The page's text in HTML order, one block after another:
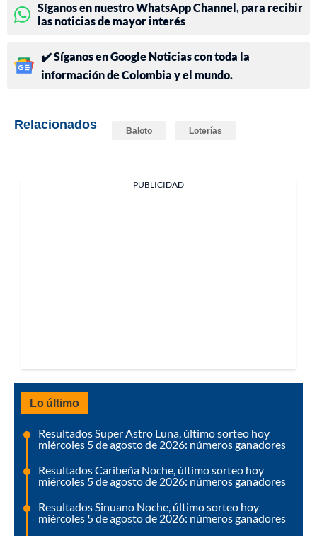
Síganos en nuestro WhatsApp Channel, para recibir
las noticias de mayor interés
✔️ Síganos en Google Noticias con toda la
información de Colombia y el mundo.
Relacionados Baloto Loterías
PUBLICIDAD
Lo último
Resultados Super Astro Luna, último sorteo hoy
miércoles 5 de agosto de 2026: números ganadores
Resultados Caribeña Noche, último sorteo hoy
miércoles 5 de agosto de 2026: números ganadores
Resultados Sinuano Noche, último sorteo hoy
miércoles 5 de agosto de 2026: números ganadores